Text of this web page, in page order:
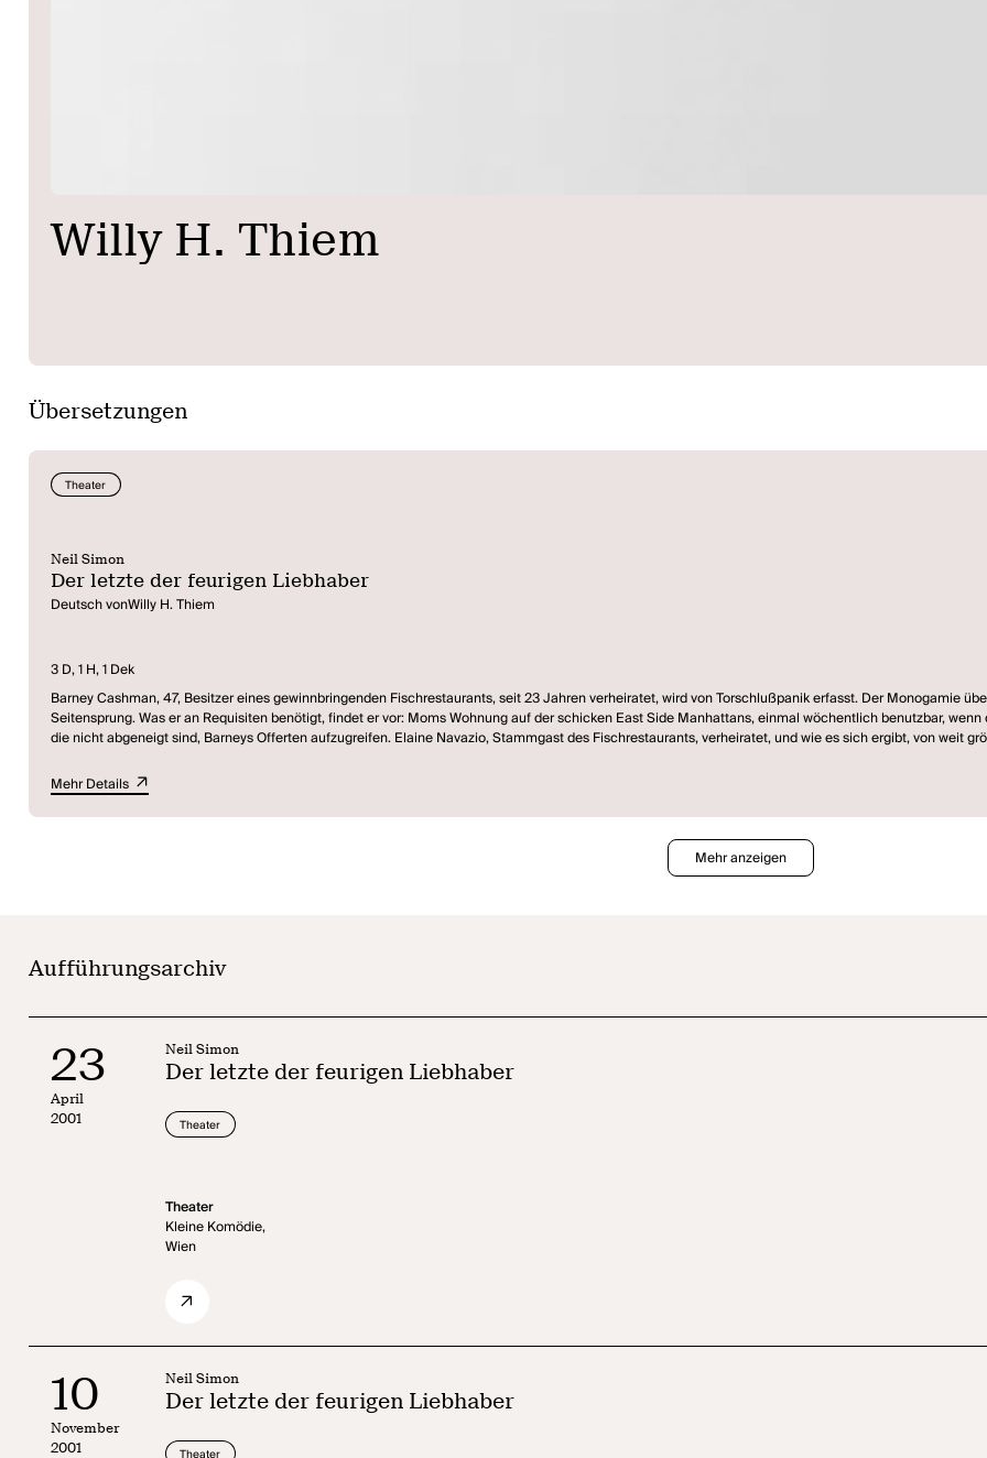
Willy H. Thiem
Übersetzungen
Theater
Neil Simon
Der letzte der feurigen Liebhaber
Deutsch vonWilly H. Thiem
3 D, 1 H, 1 Dek
Barney Cashman, 47, Besitzer eines gewinnbringenden Fischrestaurants, seit 23 Jahren verheiratet, wird von Torschlußpanik erfasst. Der Monogamie
Seitensprung. Was er an Requisiten benötigt, findet er vor: Moms Wohnung auf der schicken East Side Manhattans, einmal wöchentlich benutzbar,
die nicht abgeneigt sind, Barneys Offerten aufzugreifen. Elaine Navazio, Stammgast des Fischrestaurants, verheiratet, und wie es sich ergibt, von weit größerer Lust am Abenteuer gepackt als der zaghafte Held. Bobbi Michele,
vorrechnet, dass nur 8,2 Prozent des Lebens lebenswert wären. Das Fiasko ist vollkommen. Resigniert beordert Barney die eigene Ehefrau auf den
Mehr Details
Mehr anzeigen
Aufführungsarchiv
23
April
2001
Neil Simon
Der letzte der feurigen Liebhaber
Theater
Theater
Kleine Komödie,
Wien
10
November
2001
Neil Simon
Der letzte der feurigen Liebhaber